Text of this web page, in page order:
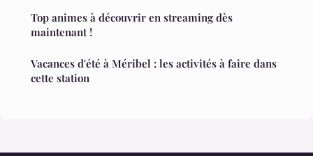
Top animes à découvrir en streaming dès
maintenant !
Vacances d'été à Méribel : les activités à faire dans
cette station